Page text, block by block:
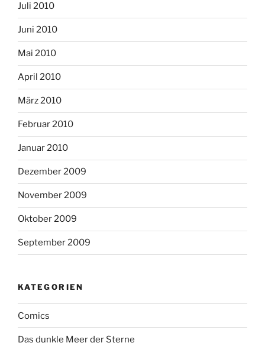
Juli 2010
Juni 2010
Mai 2010
April 2010
März 2010
Februar 2010
Januar 2010
Dezember 2009
November 2009
Oktober 2009
September 2009
KATEGORIEN
Comics
Das dunkle Meer der Sterne